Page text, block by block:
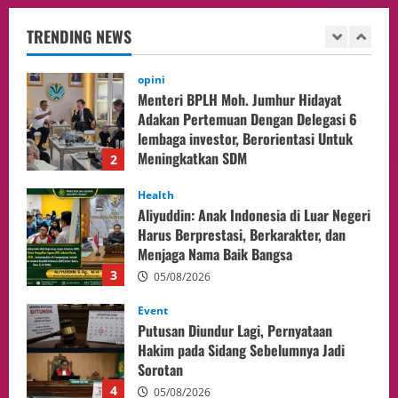
TRENDING NEWS
2
3
Health
Aliyuddin: Anak Indonesia di Luar Negeri
Harus Berprestasi, Berkarakter, dan
Menjaga Nama Baik Bangsa
05/08/2026
4
Event
Putusan Diundur Lagi, Pernyataan
Hakim pada Sidang Sebelumnya Jadi
Sorotan
05/08/2026
5
Politik
Presiden Prabowo dan PM Thailand
Sepakat Perkuat Stabilitas ketahan
ASEAN Melalui Penguatan Kerjasama
Kedua Negara.